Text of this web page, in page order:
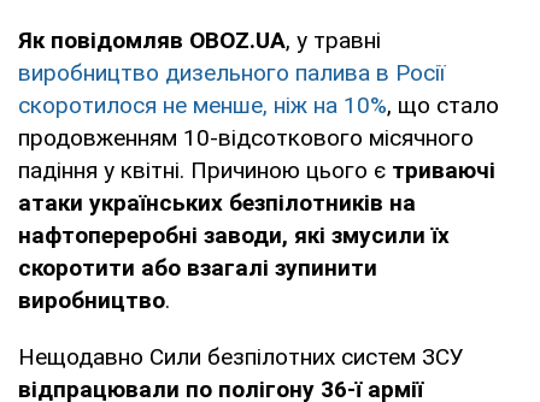
Як повідомляв OBOZ.UA, у травні
виробництво дизельного палива в Росії
скоротилося не менше, ніж на 10%, що стало
продовженням 10-відсоткового місячного
падіння у квітні. Причиною цього є триваючі
атаки українських безпілотників на
нафтопереробні заводи, які змусили їх
скоротити або взагалі зупинити
виробництво.
Нещодавно Сили безпілотних систем ЗСУ
відпрацювали по полігону 36-ї армії